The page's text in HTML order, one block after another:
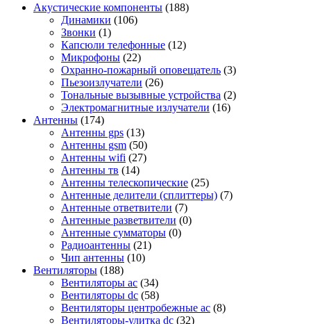
Акустические компоненты (188)
Динамики (106)
Звонки (1)
Капсюли телефонные (12)
Микрофоны (22)
Охранно-пожарный оповещатель (3)
Пьезоизлучатели (26)
Тональные вызывные устройства (2)
Электромагнитные излучатели (16)
Антенны (174)
Антенны gps (13)
Антенны gsm (50)
Антенны wifi (27)
Антенны тв (14)
Антенны телескопические (25)
Антенные делители (сплиттеры) (7)
Антенные ответвители (7)
Антенные разветвители (0)
Антенные сумматоры (0)
Радиоантенны (21)
Чип антенны (10)
Вентиляторы (188)
Вентиляторы ac (34)
Вентиляторы dc (58)
Вентиляторы центробежные ac (8)
Вентиляторы-улитка dc (32)